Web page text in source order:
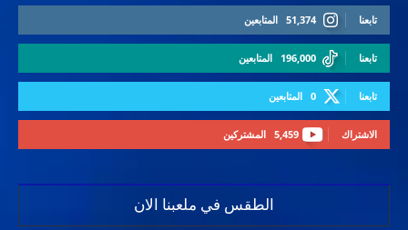
51,374 المتابعين تابعنا
196,000 المتابعين تابعنا
0 المتابعين تابعنا
5,459 المشتركين الاشتراك
الطقس في ملعبنا الان